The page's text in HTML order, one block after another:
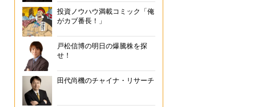
投資ノウハウ満載コミック「俺
がカブ番長！」
戸松信博の明日の爆騰株を探
せ！
田代尚機のチャイナ・リサーチ